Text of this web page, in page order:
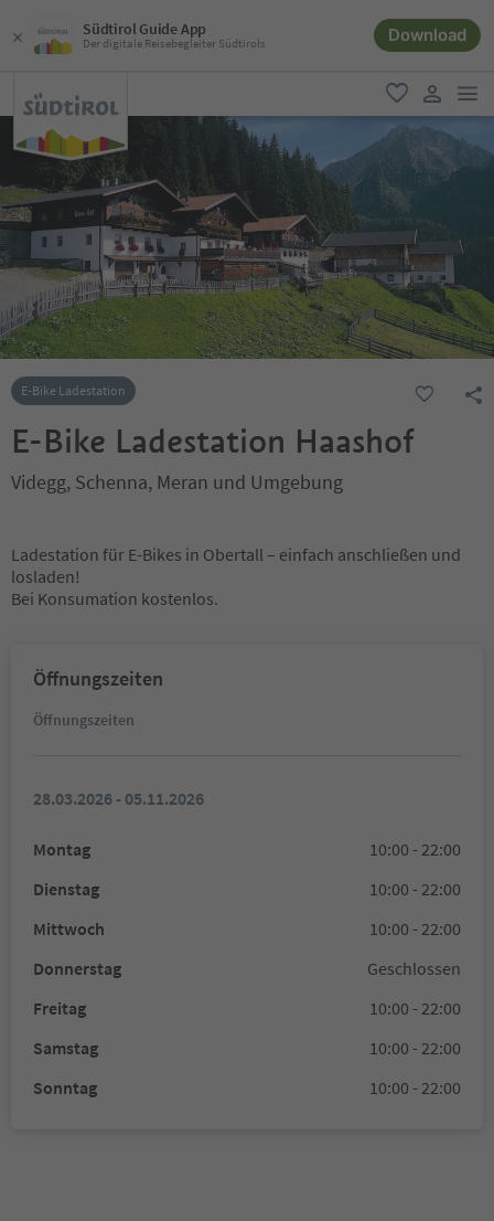
Südtirol Guide App
Der digitale Reisebegleiter Südtirols Download
favorit
user link
E-Bike Ladestation
E-Bike Ladestation Haashof
Videgg, Schenna, Meran und Umgebung
Ladestation für E-Bikes in Obertall – einfach anschließen und
losladen!
Bei Konsumation kostenlos.
Öffnungszeiten
Öffnungszeiten
28.03.2026 - 05.11.2026
Montag
10:00 - 22:00
Dienstag
10:00 - 22:00
Mittwoch
10:00 - 22:00
Donnerstag
Geschlossen
Freitag
10:00 - 22:00
Samstag
10:00 - 22:00
Sonntag
10:00 - 22:00